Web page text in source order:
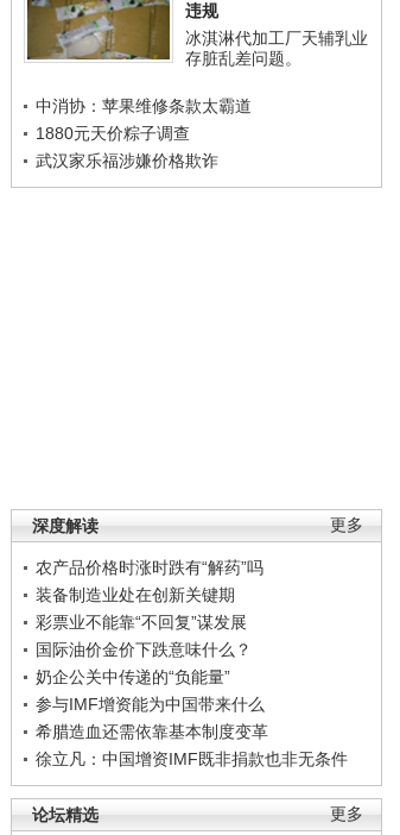
违规
冰淇淋代加工厂天辅乳业
存脏乱差问题。
中消协：苹果维修条款太霸道
1880元天价粽子调查
武汉家乐福涉嫌价格欺诈
更多
深度解读
农产品价格时涨时跌有“解药”吗
装备制造业处在创新关键期
彩票业不能靠“不回复”谋发展
国际油价金价下跌意味什么？
奶企公关中传递的“负能量”
参与IMF增资能为中国带来什么
希腊造血还需依靠基本制度变革
徐立凡：中国增资IMF既非捐款也非无条件
更多
论坛精选